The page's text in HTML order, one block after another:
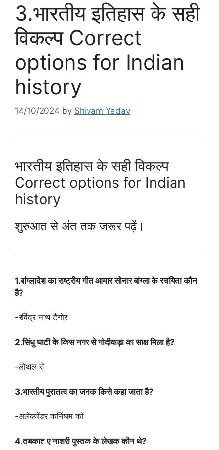
3.भारतीय इतिहास के सही
विकल्प Correct
options for Indian
history
14/10/2024 by Shivam Yadav
भारतीय इतिहास के सही विकल्प
Correct options for Indian
history
शुरुआत से अंत तक जरूर पढ़ें।
1.बांग्लादेश का राष्ट्रीय गीत आमार सोनार बांग्ला के रचयिता कौन
है?
-रविंद्र नाथ टैगोर
2.सिंधु घाटी के किस नगर से गोदीवाड़ा का साक्ष मिला है?
-लोथल से
3.भारतीय पुरातत्व का जनक किसे कहा जाता है?
-अलेक्जेंडर कनिंघम को
4.तबकात ए नाशरी पुस्तक के लेखक कौन थे?